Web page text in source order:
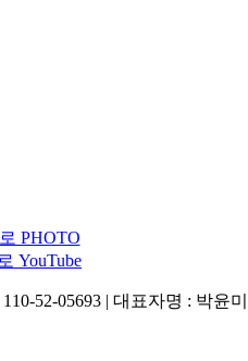
PHOTO
YouTube
52-05693 | 대표자명 : 박윤